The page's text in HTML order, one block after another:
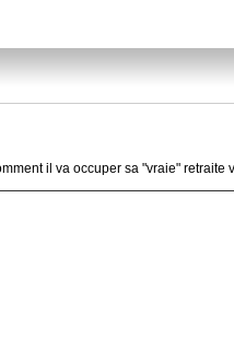
il va occuper sa "vraie"